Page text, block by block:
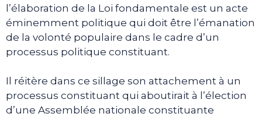
l’élaboration de la Loi fondamentale est un acte
éminemment politique qui doit être l’émanation
de la volonté populaire dans le cadre d’un
processus politique constituant.
Il réitère dans ce sillage son attachement à un
processus constituant qui aboutirait à l’élection
d’une Assemblée nationale constituante